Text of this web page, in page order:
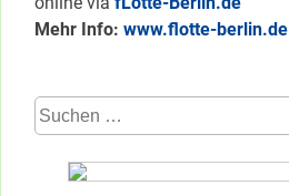
Mehr Info: www.flotte-berlin.de
Suchen
nach: